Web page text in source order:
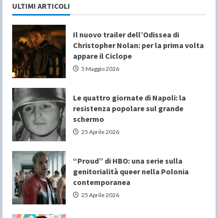
ULTIMI ARTICOLI
Il nuovo trailer dell’Odissea di
Christopher Nolan: per la prima volta
appare il Ciclope
5 Maggio 2026
Le quattro giornate di Napoli: la
resistenza popolare sul grande
schermo
25 Aprile 2026
“Proud” di HBO: una serie sulla
genitorialità queer nella Polonia
contemporanea
25 Aprile 2026